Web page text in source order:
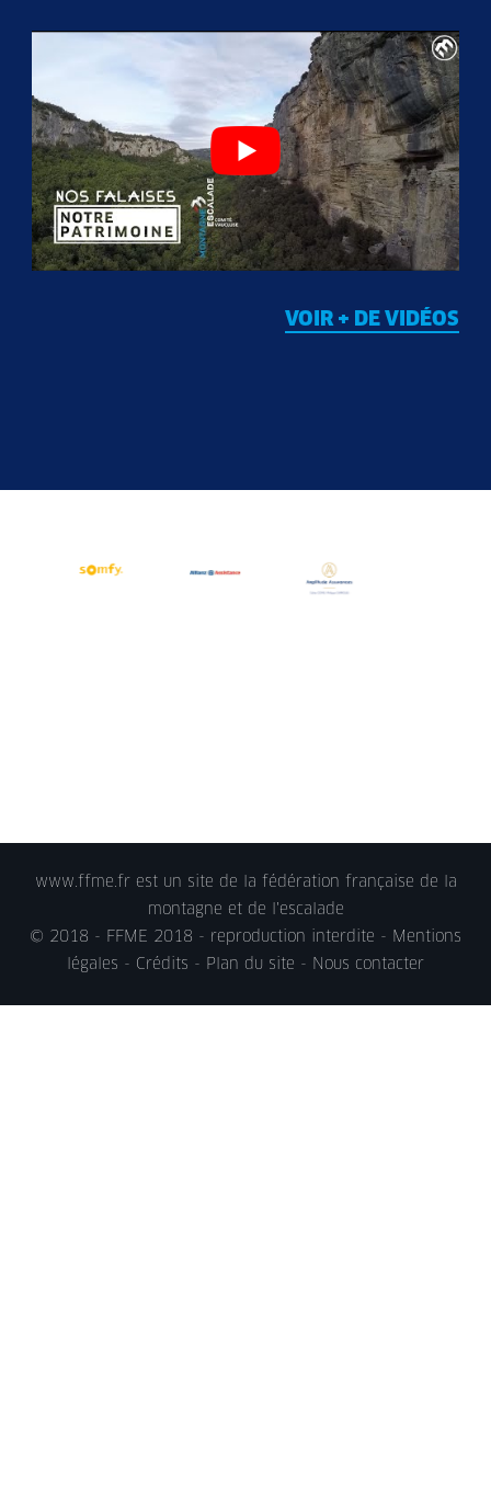
VOIR + DE VIDÉOS
www.ffme.fr est un site de la fédération française de la
montagne et de l'escalade
© 2018 - FFME 2018 - reproduction interdite - Mentions
légales - Crédits - Plan du site - Nous contacter